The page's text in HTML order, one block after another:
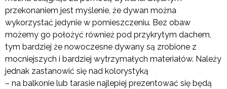
przekonaniem jest myślenie, że dywan można
wykorzystać jedynie w pomieszczeniu. Bez obaw
możemy go położyć również pod przykrytym dachem,
tym bardziej że nowoczesne dywany są zrobione z
mocniejszych i bardziej wytrzymałych materiałów. Należy
jednak zastanowić się nad kolorystyką
– na balkonie lub tarasie najlepiej prezentować się będą